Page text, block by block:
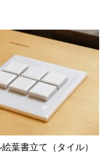
葉書立て（タイル）